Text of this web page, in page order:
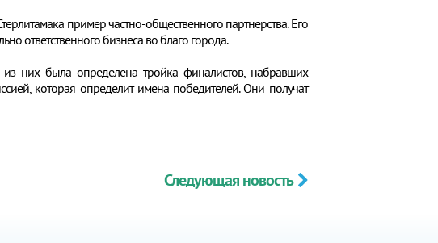
пример частно-общественного партнерства. Его
ответственного бизнеса во благо города.
них была определена тройка финалистов, набравших
которая определит имена победителей. Они получат
Следующая новость